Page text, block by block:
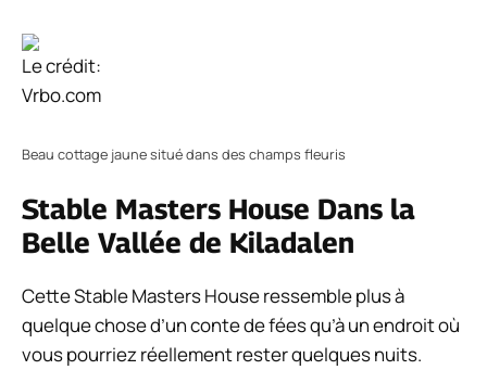
Le crédit:
Vrbo.com
Beau cottage jaune situé dans des champs fleuris
Stable Masters House Dans la
Belle Vallée de Kiladalen
Cette Stable Masters House ressemble plus à
quelque chose d’un conte de fées qu’à un endroit où
vous pourriez réellement rester quelques nuits.